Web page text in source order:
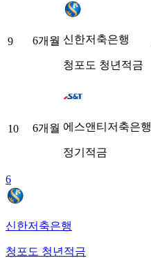
9 6개월 신한저축은행
청포도 청년적금
10 6개월 에스앤티저축은행
정기적금
6
신한저축은행
청포도 청년적금